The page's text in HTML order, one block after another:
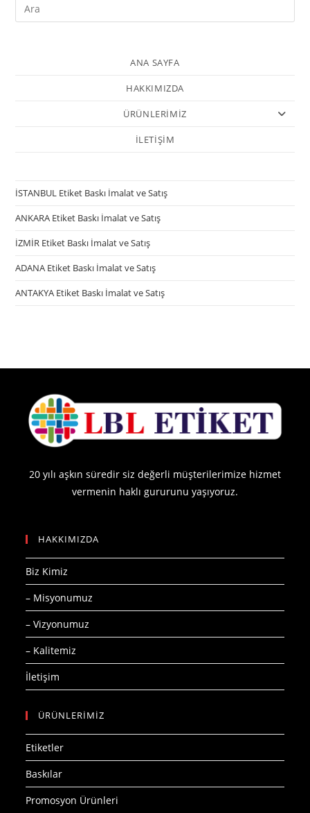
ANA SAYFA
HAKKIMIZDA
ÜRÜNLERİMİZ
İLETİŞİM
İSTANBUL Etiket Baskı İmalat ve Satış
ANKARA Etiket Baskı İmalat ve Satış
İZMİR Etiket Baskı İmalat ve Satış
ADANA Etiket Baskı İmalat ve Satış
ANTAKYA Etiket Baskı İmalat ve Satış
20 yılı aşkın süredir siz değerli müşterilerimize hizmet
vermenin haklı gururunu yaşıyoruz.
HAKKIMIZDA
Biz Kimiz
– Misyonumuz
– Vizyonumuz
– Kalitemiz
İletişim
ÜRÜNLERİMİZ
Etiketler
Baskılar
Promosyon Ürünleri